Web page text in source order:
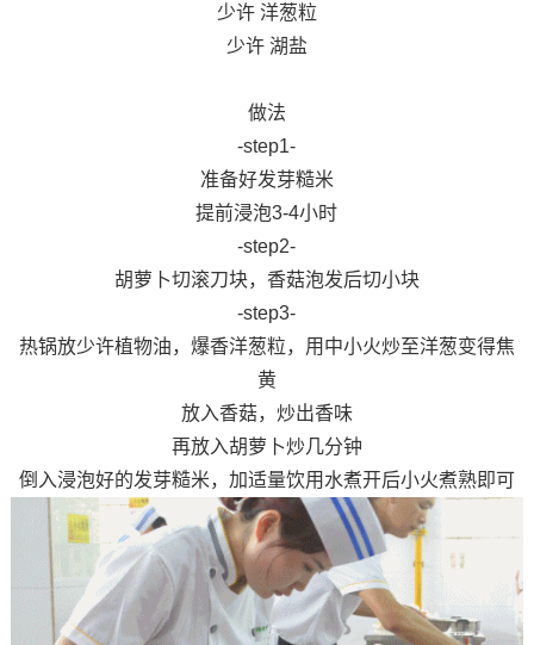
少许 洋葱粒
少许 湖盐
做法
-step1-
准备好发芽糙米
提前浸泡3-4小时
-step2-
胡萝卜切滚刀块，香菇泡发后切小块
-step3-
热锅放少许植物油，爆香洋葱粒，用中小火炒至洋葱变得焦
黄
放入香菇，炒出香味
再放入胡萝卜炒几分钟
倒入浸泡好的发芽糙米，加适量饮用水煮开后小火煮熟即可